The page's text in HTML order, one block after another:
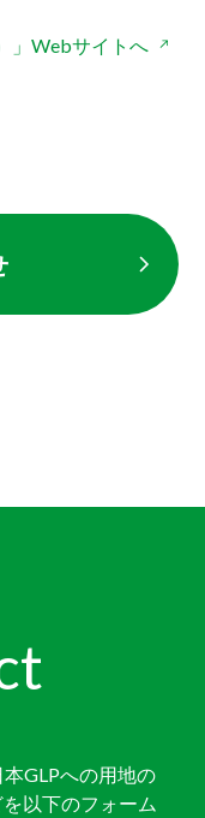
」Webサイトへ
GLPへの用地の
以下のフォーム